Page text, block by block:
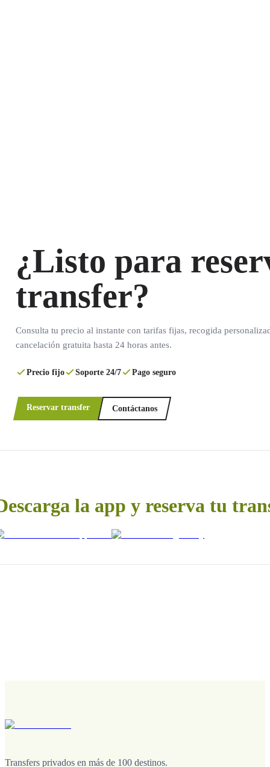
¿Listo para
transfer?
Consulta tu precio al instante con tarifas fijas, recogida
cancelación gratuita hasta 24 horas antes.
Precio fijo Soporte 24/7 Pago seguro
Reservar transfer Contáctanos
la app y reserva tu
Transfers privados en más de 100 destinos.